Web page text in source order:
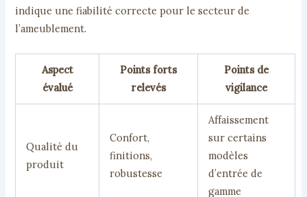
indique une fiabilité correcte pour le secteur de
l’ameublement.
Aspect
évalué
Points forts
relevés
Points de
vigilance
Qualité du
produit
Confort,
finitions,
robustesse
Affaissement
sur certains
modèles
d’entrée de
gamme